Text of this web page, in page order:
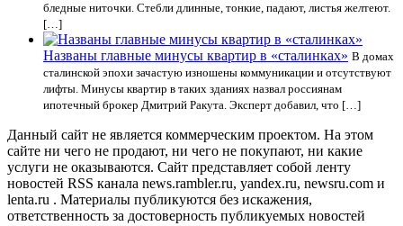
бледные ниточки. Стебли длинные, тонкие, падают, листья желтеют.
[…]
Названы главные минусы квартир в «сталинках» В домах
сталинской эпохи зачастую изношены коммуникации и отсутствуют
лифты. Минусы квартир в таких зданиях назвал россиянам
ипотечный брокер Дмитрий Ракута. Эксперт добавил, что […]
Данный сайт не является коммерческим проектом. На этом
сайте ни чего не продают, ни чего не покупают, ни какие
услуги не оказываются. Сайт представляет собой ленту
новостей RSS канала news.rambler.ru, yandex.ru, newsru.com и
lenta.ru . Материалы публикуются без искажения,
ответственность за достоверность публикуемых новостей